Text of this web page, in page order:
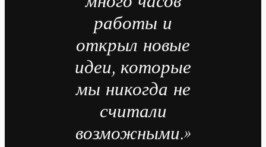
работы и
открыл новые
идеи, которые
мы никогда не
считали
возможными.»